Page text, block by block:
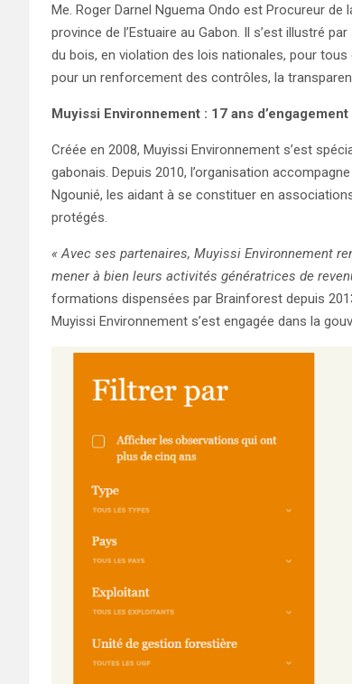
Me. Roger Darnel Nguema Ondo est Procureur
province de l’Estuaire au Gabon. Il s’est illustré
du bois, en violation des lois nationales, pour
pour un renforcement des contrôles, la
Muyissi Environnement : 17 ans
Créée en 2008, Muyissi Environnement s’est
gabonais. Depuis 2010, l’organisation
Ngounié, les aidant à se constituer en
protégés.
« Avec ses partenaires, Muyissi Environnement
mener à bien leurs activités génératrices de
formations dispensées par Brainforest depuis
Muyissi Environnement s’est engagée dans la